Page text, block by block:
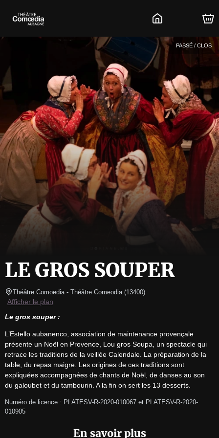
PASSÉ / CLOS
LE GROS SOUPER
Théâtre Comoedia - Théâtre Comeodia (13400)
Afficher le plan
Le gros souper :
L’Estello aubanenco, association de maintenance provençale
présente un Noël en Provence, Lou gros Soupa, un spectacle qui
retrace les traditions de la veillée Calendale. La préparation de la
table, du repas maigre. Les origines de ces traditions sont
expliquées accompagnées de chants de Noël, de danses au son
du galoubet et du tambourin. A la fin on sert les 13 desserts.
Numéro de licence : PLATESV-R-2020-010067 et PLATESV-R-2020-
010905
En savoir plus